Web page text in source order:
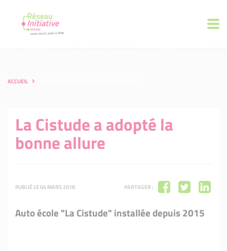
ACCUEIL
La Cistude a adopté la
bonne allure
PUBLIÉ LE 04 MARS 2018 PARTAGER :
Auto école "La Cistude" installée depuis 2015